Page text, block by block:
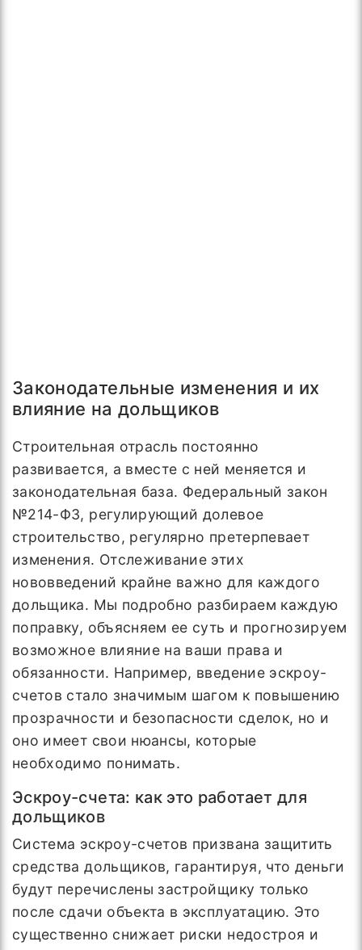
Законодательные изменения и их
влияние на дольщиков
Строительная отрасль постоянно
развивается, а вместе с ней меняется и
законодательная база. Федеральный закон
№214-ФЗ, регулирующий долевое
строительство, регулярно претерпевает
изменения. Отслеживание этих
нововведений крайне важно для каждого
дольщика. Мы подробно разбираем каждую
поправку, объясняем ее суть и прогнозируем
возможное влияние на ваши права и
обязанности. Например, введение эскроу-
счетов стало значимым шагом к повышению
прозрачности и безопасности сделок, но и
оно имеет свои нюансы, которые
необходимо понимать.
Эскроу-счета: как это работает для
дольщиков
Система эскроу-счетов призвана защитить
средства дольщиков, гарантируя, что деньги
будут перечислены застройщику только
после сдачи объекта в эксплуатацию. Это
существенно снижает риски недостроя и